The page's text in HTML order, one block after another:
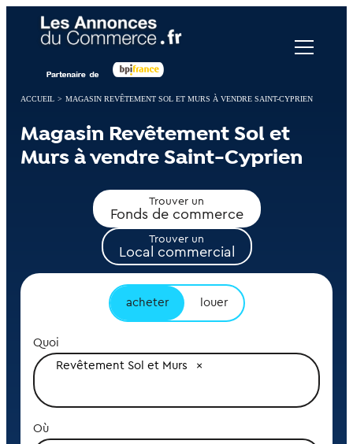
ACCUEIL > MAGASIN REVÊTEMENT SOL ET MURS À VENDRE SAINT-CYPRIEN
Magasin Revêtement Sol et
Murs à vendre Saint-Cyprien
Trouver un
Fonds de commerce
Trouver un
Local commercial
acheter louer
Quoi
Revêtement Sol et Murs
Où
Panneau de gestion des cookies